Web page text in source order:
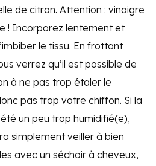
de citron. Attention : vinaigre
! Incorporez lentement et
le tissu. En frottant
verrez qu’il est possible de
à ne pas trop étaler le
pas trop votre chiffon. Si la
un peu trop humidifié(e),
simplement veiller à bien
avec un séchoir à cheveux,